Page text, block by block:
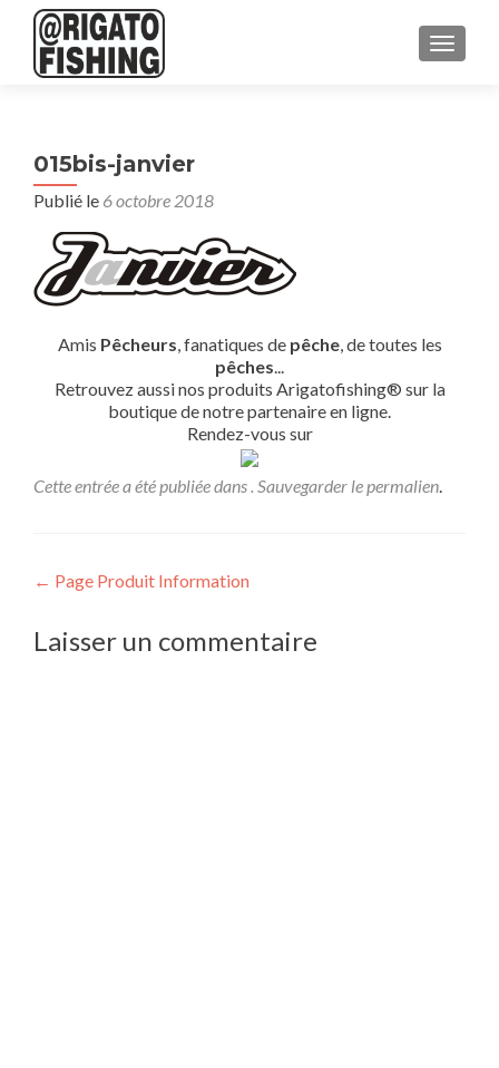
015bis-janvier
Publié le 6 octobre 2018
Amis Pêcheurs, fanatiques de pêche, de toutes les
pêches...
Retrouvez aussi nos produits Arigatofishing® sur la
boutique de notre partenaire en ligne.
Rendez-vous sur
Cette entrée a été publiée dans . Sauvegarder lepermalien.
Navigation
de
l’article
← Page Produit Information
Laisser un commentaire